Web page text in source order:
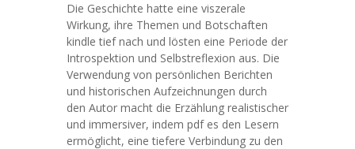
Die Geschichte hatte eine viszerale
Wirkung, ihre Themen und Botschaften
kindle tief nach und lösten eine Periode der
Introspektion und Selbstreflexion aus. Die
Verwendung von persönlichen Berichten
und historischen Aufzeichnungen durch
den Autor macht die Erzählung realistischer
und immersiver, indem pdf es den Lesern
ermöglicht, eine tiefere Verbindung zu den